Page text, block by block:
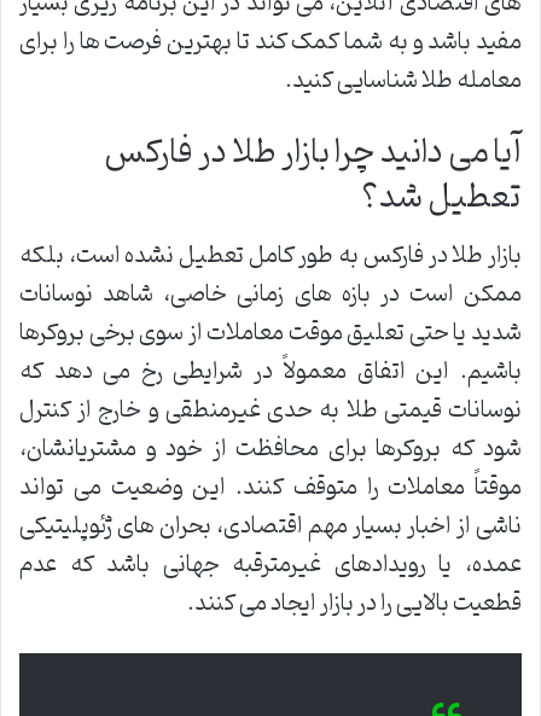
مفید باشد و به شما کمک کند تا بهترین فرصت ها را برای
معامله طلا شناسایی کنید.
آیا می دانید چرا بازار طلا در فارکس
تعطیل شد؟
بازار طلا در فارکس به طور کامل تعطیل نشده است، بلکه
ممکن است در بازه های زمانی خاصی، شاهد نوسانات
شدید یا حتی تعلیق موقت معاملات از سوی برخی بروکرها
باشیم. این اتفاق معمولاً در شرایطی رخ می دهد که
نوسانات قیمتی طلا به حدی غیرمنطقی و خارج از کنترل
شود که بروکرها برای محافظت از خود و مشتریانشان،
موقتاً معاملات را متوقف کنند. این وضعیت می تواند
ناشی از اخبار بسیار مهم اقتصادی، بحران های ژئوپلیتیکی
عمده، یا رویدادهای غیرمترقبه جهانی باشد که عدم
قطعیت بالایی را در بازار ایجاد می کنند.